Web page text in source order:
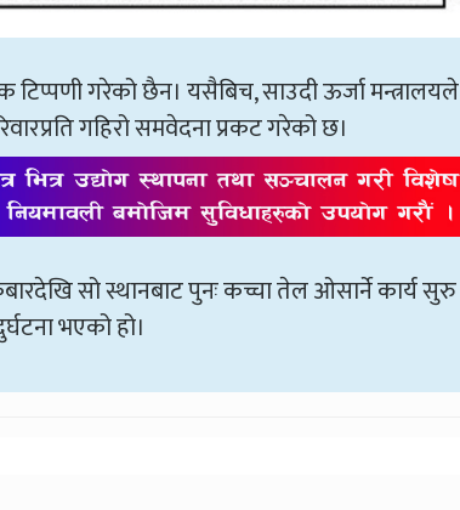
गरेको छैन। यसैबिच, साउदी ऊर्जा मन्त्रालयले
गहिरो समवेदना प्रकट गरेको छ।
सो स्थानबाट पुनः कच्चा तेल ओसार्ने कार्य सुरु
भएको हो।